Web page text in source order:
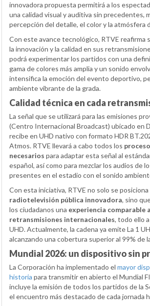
innovadora propuesta permitirá a los
una calidad visual y auditiva sin precedentes,
percepción del detalle, el color y la atmósfera
Con este avance tecnológico, RTVE reafirma
la innovación y la calidad en sus
podrá experimentar los partidos con una
gama de colores más amplia y un sonido
intensifica la emoción del evento deportivo,
ambiente vibrante de la grada.
Calidad técnica en cada
La señal que se utilizará para las emisiones
(Centro Internacional Broadcast) ubicado en
recibe en UHD nativo con formato HDR
Atmos. RTVE llevará a cabo todos los
necesarios para adaptar esta señal al
español, así como para mezclar los audios de
presentes en el estadio con el sonido
Con esta iniciativa, RTVE no solo se posiciona
radiotelevisión pública innovadora, sino
los ciudadanos una experiencia comparable
retransmisiones internacionales, todo ello
UHD. Actualmente, la cadena ya emite La 1
alcanzando una cobertura superior al 99% de
Mundial 2026: un dispositivo sin
La Corporación ha implementado el mayor
historia para transmitir en abierto el Mundial
incluye la emisión de todos los partidos de la
el encuentro más destacado de cada jornada